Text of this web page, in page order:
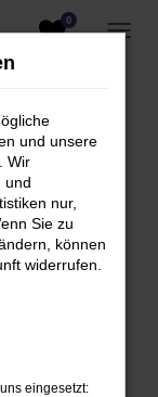
0
deine
und unsere
Wir
und
nur,
Sie zu
können
widerrufen.
eingesetzt: